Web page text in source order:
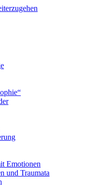
Emotionen
und Traumata